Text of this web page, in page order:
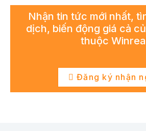
Nhận tin tức mới nhất,
dịch, biến động giá cả
thuộc
Đăng ký nhận